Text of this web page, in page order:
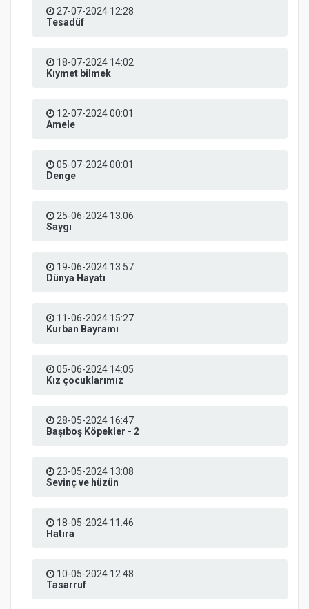
27-07-2024 12:28
Tesadüf
18-07-2024 14:02
Kıymet bilmek
12-07-2024 00:01
Amele
05-07-2024 00:01
Denge
25-06-2024 13:06
Saygı
19-06-2024 13:57
Dünya Hayatı
11-06-2024 15:27
Kurban Bayramı
05-06-2024 14:05
Kız çocuklarımız
28-05-2024 16:47
Başıboş Köpekler - 2
23-05-2024 13:08
Sevinç ve hüzün
18-05-2024 11:46
Hatıra
10-05-2024 12:48
Tasarruf